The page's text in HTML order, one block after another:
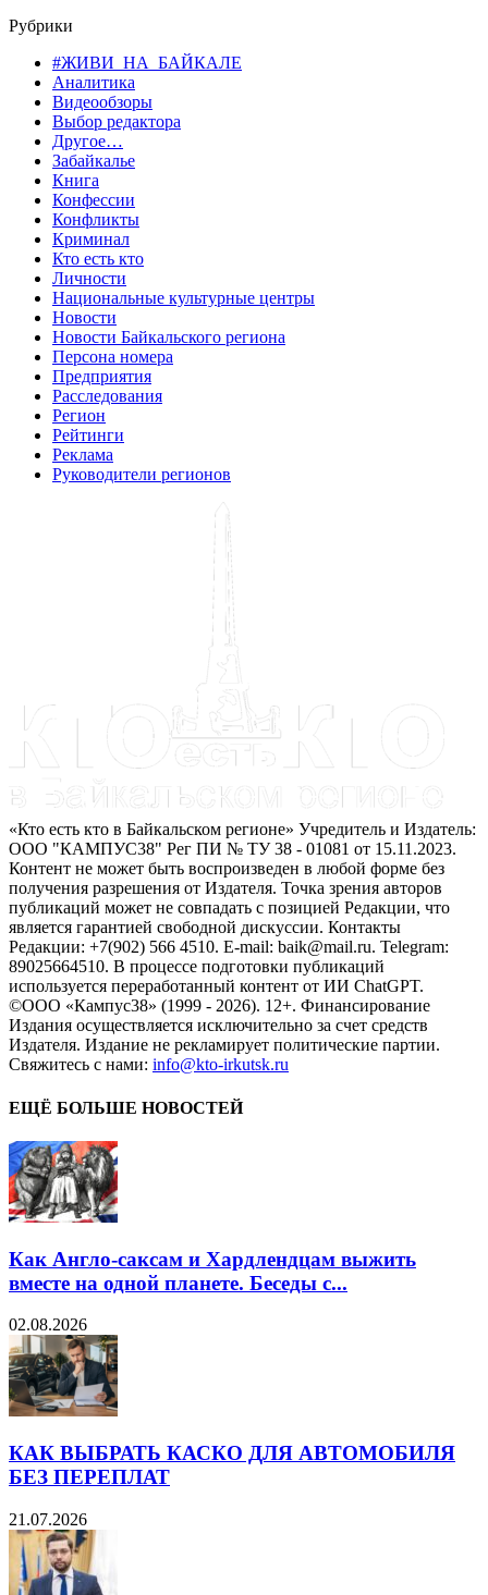
Рубрики
#ЖИВИ_НА_БАЙКАЛЕ
Аналитика
Видеообзоры
Выбор редактора
Другое…
Забайкалье
Книга
Конфессии
Конфликты
Криминал
Кто есть кто
Личности
Национальные культурные центры
Новости
Новости Байкальского региона
Персона номера
Предприятия
Расследования
Регион
Рейтинги
Реклама
Руководители регионов
«Кто есть кто в Байкальском регионе» Учредитель и Издатель:
ООО "КАМПУС38" Рег ПИ № ТУ 38 - 01081 от 15.11.2023.
Контент не может быть воспроизведен в любой форме без
получения разрешения от Издателя. Точка зрения авторов
публикаций может не совпадать с позицией Редакции, что
является гарантией свободной дискуссии. Контакты
Редакции: +7(902) 566 4510. E-mail: baik@mail.ru. Telegram:
89025664510. В процессе подготовки публикаций
используется переработанный контент от ИИ ChatGPT.
©ООО «Кампус38» (1999 - 2026). 12+. Финансирование
Издания осуществляется исключительно за счет средств
Издателя. Издание не рекламирует политические партии.
Свяжитесь с нами: info@kto-irkutsk.ru
ЕЩЁ БОЛЬШЕ НОВОСТЕЙ
Как Англо-саксам и Хардлендцам выжить
вместе на одной планете. Беседы с...
02.08.2026
КАК ВЫБРАТЬ КАСКО ДЛЯ АВТОМОБИЛЯ
БЕЗ ПЕРЕПЛАТ
21.07.2026